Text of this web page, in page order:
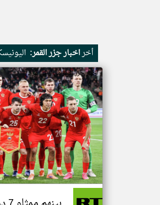
أخراخبار جزر القمر:
اخبار جزر القمر من ار تي عربي